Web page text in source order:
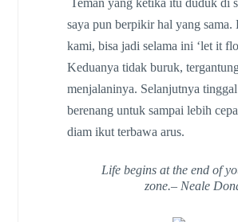
saya pun berpikir hal yang sama.
kami, bisa jadi selama ini ‘let it
Keduanya tidak buruk,
menjalaninya. Selanjutnya
berenang untuk sampai lebih
diam ikut terbawa arus.
Life begins at the end of
zone.– Neale